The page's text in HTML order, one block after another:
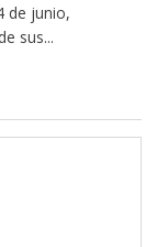
de junio,
sus...